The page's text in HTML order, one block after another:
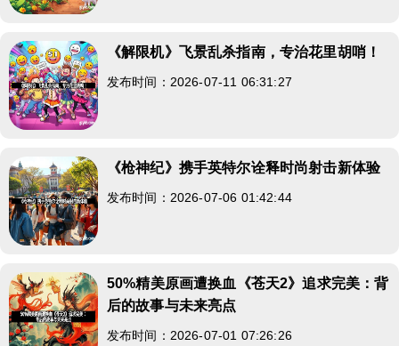
《解限机》飞景乱杀指南，专治花里胡哨！
发布时间：2026-07-11 06:31:27
《枪神纪》携手英特尔诠释时尚射击新体验
发布时间：2026-07-06 01:42:44
50%精美原画遭换血《苍天2》追求完美：背
后的故事与未来亮点
发布时间：2026-07-01 07:26:26